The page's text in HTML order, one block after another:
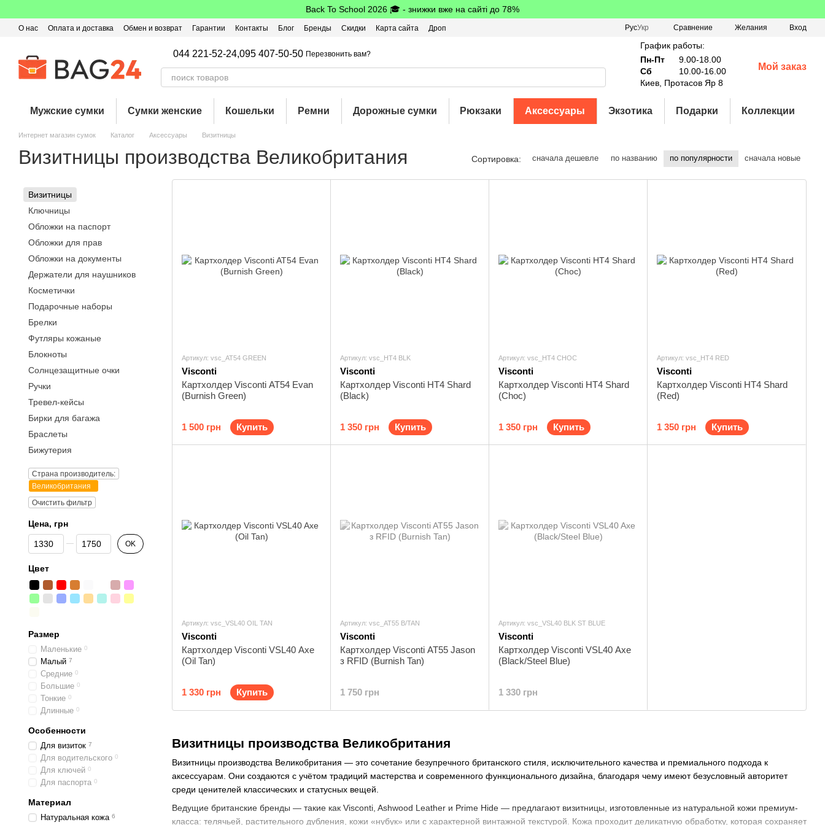
Back To School 2026 🎓 - знижки вже на сайті до 78%
О нас Оплата и доставка Обмен и возврат Гарантии Контакты Блог Бренды Скидки Карта сайта
Дроп
РусУкр Сравнение Желания Вход
044 221-52-24,095 407-50-50 Перезвонить вам?
График работы:
Пн-Пт
9.00-18.00
Сб
10.00-16.00
Киев, Протасов Яр 8
Мой заказ
Мужские сумки Сумки женские Кошельки Ремни Дорожные сумки Рюкзаки Аксессуары Экзотика Подарки Коллекции
Интернет магазин сумок Каталог Аксессуары Визитницы
Визитницы производства Великобритания Сортировка: сначала дешевле по названию по популярности сначала новые
Визитницы производства Великобритания
Визитницы производства Великобритания — это сочетание безупречного британского стиля, исключительного качества и премиального подхода к
аксессуарам. Они создаются с учётом традиций мастерства и современного функционального дизайна, благодаря чему имеют безусловный авторитет
среди ценителей классических и статусных вещей.
Ведущие британские бренды — такие как Visconti, Ashwood Leather и Prime Hide — предлагают визитницы, изготовленные из натуральной кожи премиум-
класса: телячьей, растительного дубления, кожи «нубук» или с характерной винтажной текстурой. Кожа проходит деликатную обработку, которая сохраняет
Артикул: vsc_AT54 GREEN
Visconti
Картхолдер Visconti AT54 Evan
(Burnish Green)
1 500 грн Купить
Артикул: vsc_HT4 BLK
Visconti
Картхолдер Visconti HT4 Shard
(Black)
1 350 грн Купить
Артикул: vsc_HT4 CHOC
Visconti
Картхолдер Visconti HT4 Shard
(Choc)
1 350 грн Купить
Артикул: vsc_HT4 RED
Visconti
Картхолдер Visconti HT4 Shard
(Red)
1 350 грн Купить
Артикул: vsc_VSL40 OIL TAN
Visconti
Картхолдер Visconti VSL40 Axe
(Oil Tan)
1 330 грн Купить
Артикул: vsc_AT55 B/TAN
Visconti
Картхолдер Visconti AT55 Jason
з RFID (Burnish Tan)
1 750 грн
Артикул: vsc_VSL40 BLK ST BLUE
Visconti
Картхолдер Visconti VSL40 Axe
(Black/Steel Blue)
1 330 грн
Визитницы
Ключницы
Обложки на паспорт
Обложки для прав
Обложки на документы
Держатели для наушников
Косметички
Подарочные наборы
Брелки
Футляры кожаные
Блокноты
Солнцезащитные очки
Ручки
Тревел-кейсы
Бирки для багажа
Браслеты
Бижутерия
Страна производитель:
Великобритания
Очистить фильтр
Цена, грн
От Цена, грн
До Цена, грн OK
Цвет
Размер
Маленькие 0
Малый 7
Средние 0
Большие 0
Тонкие 0
Длинные 0
Особенности
Для визиток 7
Для водительского 0
Для ключей 0
Для паспорта 0
Материал
Натуральная кожа 6